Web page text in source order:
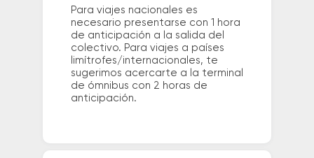
Para viajes nacionales es
necesario presentarse con 1 hora
de anticipación a la salida del
colectivo. Para viajes a países
limítrofes/internacionales, te
sugerimos acercarte a la terminal
de ómnibus con 2 horas de
anticipación.